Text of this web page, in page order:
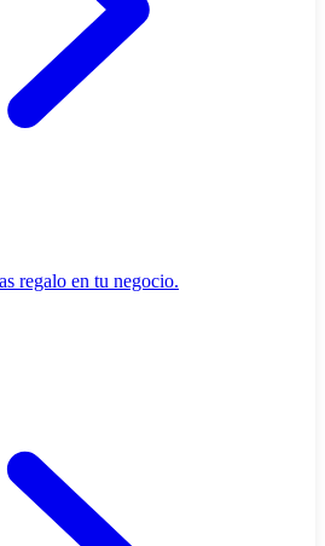
regalo en tu negocio.